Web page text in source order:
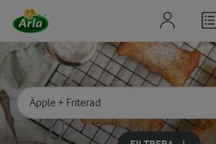
Sök på kategori eller ingrediens
Skriv in sökord för att få förslag